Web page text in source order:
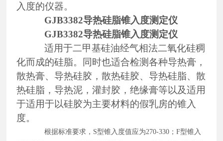
入度的仪器。
GJB3382导热硅脂锥入度测定仪
GJB3382导热硅脂锥入度测定仪
适用于二甲基硅油经气相法二氧化硅稠
化而成的硅脂。同时也适合检测各种导热膏，
散热膏、导热硅胶，散热硅胶、导热硅脂、散
热硅脂，导热泥，灌封胶，绝缘膏等以及适用
于适用于以硅胶为主要材料的假乳房的锥入
度。
根据标准要求， S型锥入度值应为270-330；F型锥入